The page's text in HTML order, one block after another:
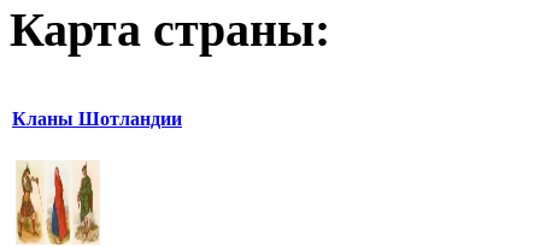
Карта страны:
Кланы Шотландии